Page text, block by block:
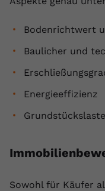
Bodenrichtwert
Baulicher und
Energieeffizienz
Sowohl für Käufer